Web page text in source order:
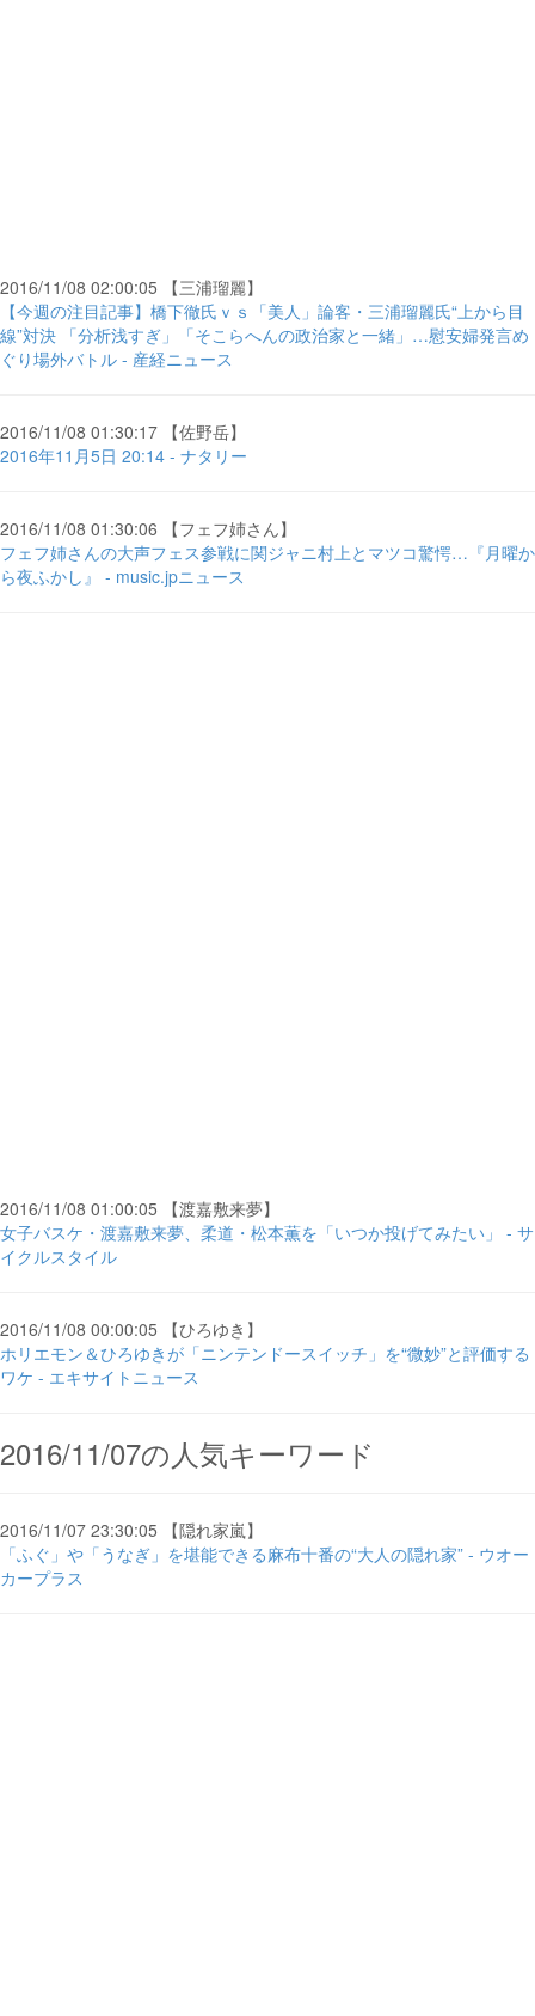
2016/11/08 02:00:05 【三浦瑠麗】
【今週の注目記事】橋下徹氏ｖｓ「美人」論客・三浦瑠麗氏“上から目
線”対決 「分析浅すぎ」「そこらへんの政治家と一緒」…慰安婦発言め
ぐり場外バトル - 産経ニュース
2016/11/08 01:30:17 【佐野岳】
2016年11月5日 20:14 - ナタリー
2016/11/08 01:30:06 【フェフ姉さん】
フェフ姉さんの大声フェス参戦に関ジャニ村上とマツコ驚愕…『月曜か
ら夜ふかし』 - music.jpニュース
2016/11/08 01:00:05 【渡嘉敷来夢】
女子バスケ・渡嘉敷来夢、柔道・松本薫を「いつか投げてみたい」 - サ
イクルスタイル
2016/11/08 00:00:05 【ひろゆき】
ホリエモン＆ひろゆきが「ニンテンドースイッチ」を“微妙”と評価する
ワケ - エキサイトニュース
2016/11/07の人気キーワード
2016/11/07 23:30:05 【隠れ家嵐】
「ふぐ」や「うなぎ」を堪能できる麻布十番の“大人の隠れ家” - ウオー
カープラス